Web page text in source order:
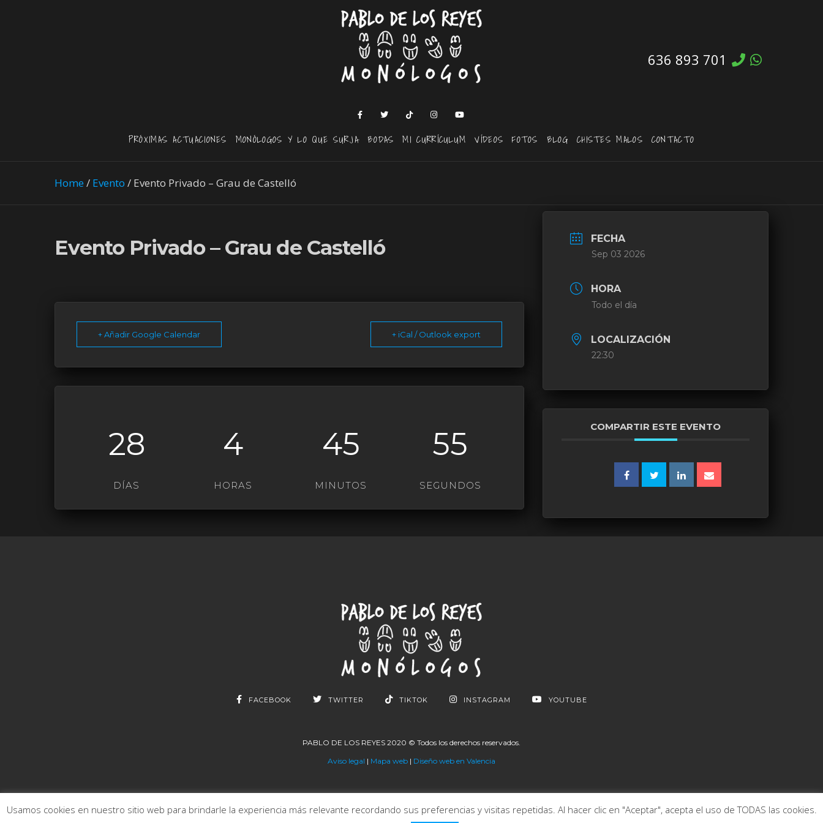
636 893 701
PRÓXIMAS ACTUACIONES MONÓLOGOS Y LO QUE SURJA BODAS MI CURRÍCULUM VÍDEOS FOTOS BLOG CHISTES MALOS CONTACTO
Home/ Evento / Evento Privado – Grau de Castelló
Evento Privado – Grau de Castelló
+ Añadir Google Calendar + iCal / Outlook export
28
DÍAS
4
HORAS
45
MINUTOS
55
SEGUNDOS
FECHA
Sep 03 2026
HORA
Todo el día
LOCALIZACIÓN
22:30
COMPARTIR ESTE EVENTO
FACEBOOK TWITTER TIKTOK INSTAGRAM YOUTUBE
PABLO DE LOS REYES 2020 © Todos los derechos reservados.
Aviso legal | Mapa web | Diseño web en Valencia
Usamos cookies en nuestro sitio web para brindarle la experiencia más relevante recordando sus preferencias y visitas repetidas. Al hacer clic en "Aceptar", acepta el uso de TODAS las cookies.